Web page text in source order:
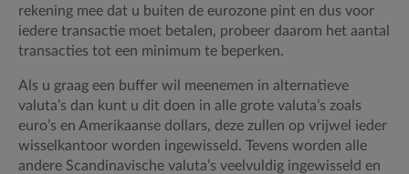
rekening mee dat u buiten de eurozone pint en dus voor
iedere transactie moet betalen, probeer daarom het aantal
transacties tot een minimum te beperken.
Als u graag een buffer wil meenemen in alternatieve
valuta’s dan kunt u dit doen in alle grote valuta’s zoals
euro’s en Amerikaanse dollars, deze zullen op vrijwel ieder
wisselkantoor worden ingewisseld. Tevens worden alle
andere Scandinavische valuta’s veelvuldig ingewisseld en